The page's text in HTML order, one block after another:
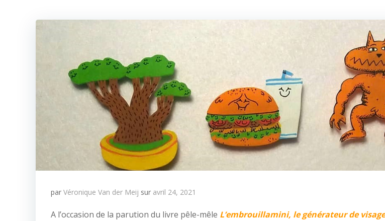
par Véronique Van der Meij sur avril 24, 2021
A l’occasion de la parution du livre pêle-mêle L’embrouillamini, le générateur de